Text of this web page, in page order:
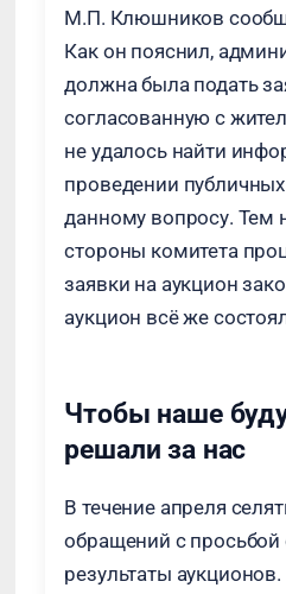
М.П. Клюшников
Как он пояснил,
должна была подать
согласованную с
не удалось найти
проведении
данному вопросу. Тем
стороны комитета
заявки на аукцион
аукцион всё же
Чтобы наше
решали за нас
В течение апреля
обращений с просьбой
результаты